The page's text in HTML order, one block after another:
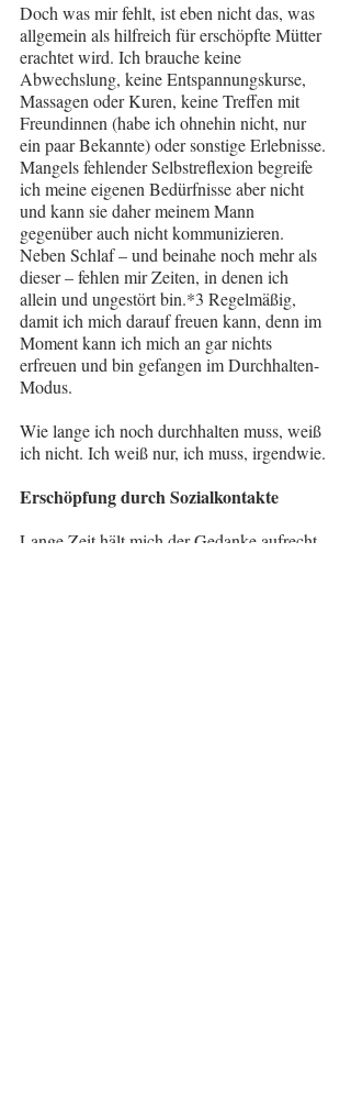
Doch was mir fehlt, ist eben nicht das, was
allgemein als hilfreich für erschöpfte Mütter
erachtet wird. Ich brauche keine
Abwechslung, keine Entspannungskurse,
Massagen oder Kuren, keine Treffen mit
Freundinnen (habe ich ohnehin nicht, nur
ein paar Bekannte) oder sonstige Erlebnisse.
Mangels fehlender Selbstreflexion begreife
ich meine eigenen Bedürfnisse aber nicht
und kann sie daher meinem Mann
gegenüber auch nicht kommunizieren.
Neben Schlaf – und beinahe noch mehr als
dieser – fehlen mir Zeiten, in denen ich
allein und ungestört bin.*3 Regelmäßig,
damit ich mich darauf freuen kann, denn im
Moment kann ich mich an gar nichts
erfreuen und bin gefangen im Durchhalten-
Modus.
Wie lange ich noch durchhalten muss, weiß
ich nicht. Ich weiß nur, ich muss, irgendwie.
Erschöpfung durch Sozialkontakte
Lange Zeit hält mich der Gedanke aufrecht,